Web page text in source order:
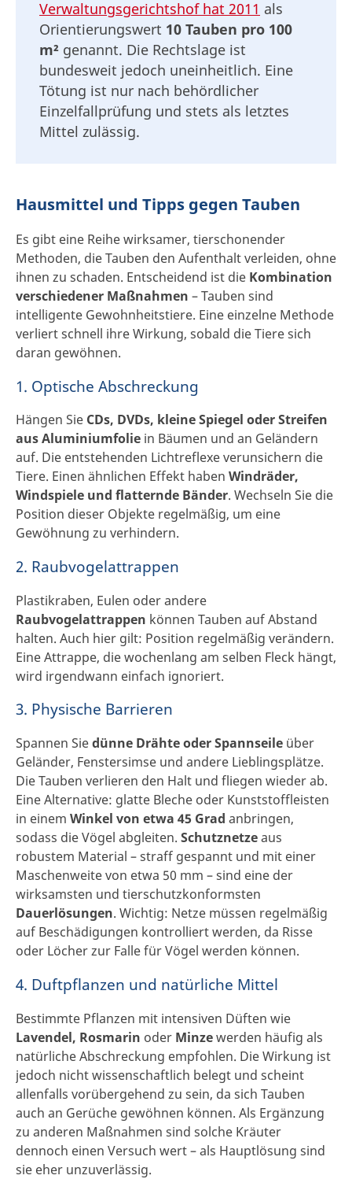
Verwaltungsgerichtshof hat 2011 als
Orientierungswert 10 Tauben pro 100
m² genannt. Die Rechtslage ist
bundesweit jedoch uneinheitlich. Eine
Tötung ist nur nach behördlicher
Einzelfallprüfung und stets als letztes
Mittel zulässig.
Hausmittel und Tipps gegen Tauben
Es gibt eine Reihe wirksamer, tierschonender
Methoden, die Tauben den Aufenthalt verleiden, ohne
ihnen zu schaden. Entscheidend ist die Kombination
verschiedener Maßnahmen – Tauben sind
intelligente Gewohnheitstiere. Eine einzelne Methode
verliert schnell ihre Wirkung, sobald die Tiere sich
daran gewöhnen.
1. Optische Abschreckung
Hängen Sie CDs, DVDs, kleine Spiegel oder Streifen
aus Aluminiumfolie in Bäumen und an Geländern
auf. Die entstehenden Lichtreflexe verunsichern die
Tiere. Einen ähnlichen Effekt haben Windräder,
Windspiele und flatternde Bänder. Wechseln Sie die
Position dieser Objekte regelmäßig, um eine
Gewöhnung zu verhindern.
2. Raubvogelattrappen
Plastikraben, Eulen oder andere
Raubvogelattrappen können Tauben auf Abstand
halten. Auch hier gilt: Position regelmäßig verändern.
Eine Attrappe, die wochenlang am selben Fleck hängt,
wird irgendwann einfach ignoriert.
3. Physische Barrieren
Spannen Siedünne Drähte oder Spannseile über
Geländer, Fenstersimse und andere Lieblingsplätze.
Die Tauben verlieren den Halt und fliegen wieder ab.
Eine Alternative: glatte Bleche oder Kunststoffleisten
in einem Winkel von etwa 45 Grad anbringen,
sodass die Vögel abgleiten. Schutznetzeaus
robustem Material – straff gespannt und mit einer
Maschenweite von etwa 50 mm – sind eine der
wirksamsten und tierschutzkonformsten
Dauerlösungen. Wichtig: Netze müssen regelmäßig
auf Beschädigungen kontrolliert werden, da Risse
oder Löcher zur Falle für Vögel werden können.
4. Duftpflanzen und natürliche Mittel
Bestimmte Pflanzen mit intensiven Düften wie
Lavendel, Rosmarin oder Minzewerden häufig als
natürliche Abschreckung empfohlen. Die Wirkung ist
jedoch nicht wissenschaftlich belegt und scheint
allenfalls vorübergehend zu sein, da sich Tauben
auch an Gerüche gewöhnen können. Als Ergänzung
zu anderen Maßnahmen sind solche Kräuter
dennoch einen Versuch wert – als Hauptlösung sind
sie eher unzuverlässig.